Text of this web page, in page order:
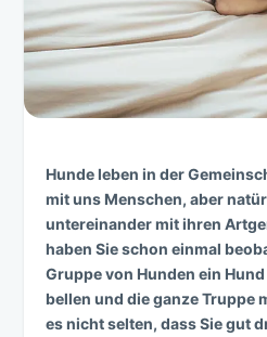
Hunde leben in der
mit uns Menschen, aber
untereinander mit ihren
haben Sie schon einmal
Gruppe von Hunden ein
bellen und die ganze Truppe
es nicht selten, dass Sie gut